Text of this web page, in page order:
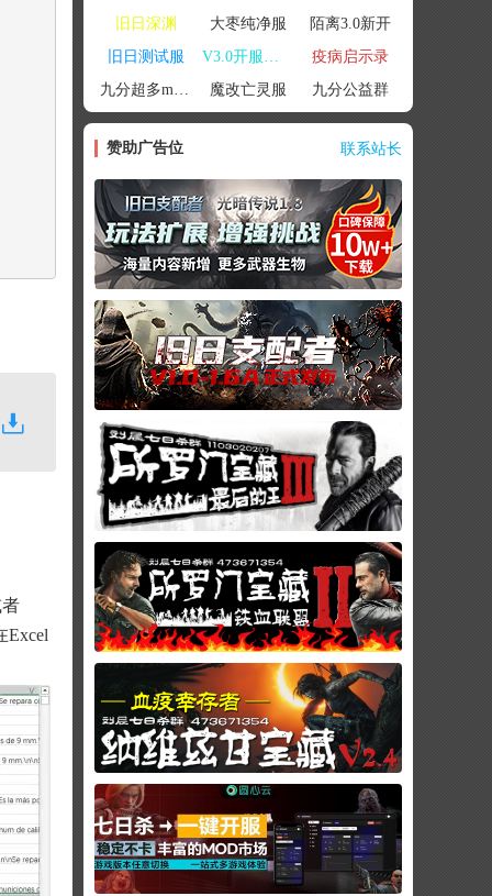
Excel
旧日深渊
大枣纯净服
陌离3.0新开
旧日测试服
V3.0开服联机
疫病启示录
九分超多mod群
魔改亡灵服 九分公益群
赞助广告位 联系站长